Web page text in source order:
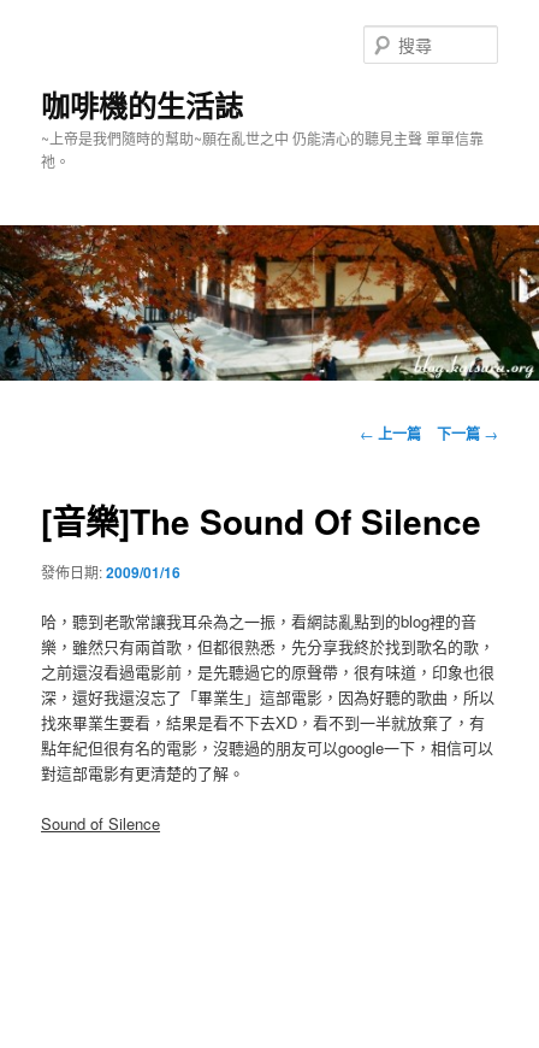
咖啡機的生活誌
~上帝是我們隨時的幫助~願在亂世之中 仍能清心的聽見主聲 單單信靠
祂。
尋
文
覽
← 上一篇 下一篇 →
[音樂]The Sound Of Silence
發佈日期:2009/01/16
哈，聽到老歌常讓我耳朵為之一振，看網誌亂點到的blog裡的音
樂，雖然只有兩首歌，但都很熟悉，先分享我終於找到歌名的歌，
之前還沒看過電影前，是先聽過它的原聲帶，很有味道，印象也很
深，還好我還沒忘了「畢業生」這部電影，因為好聽的歌曲，所以
找來畢業生要看，結果是看不下去XD，看不到一半就放棄了，有
點年紀但很有名的電影，沒聽過的朋友可以google一下，相信可以
對這部電影有更清楚的了解。
Sound of Silence